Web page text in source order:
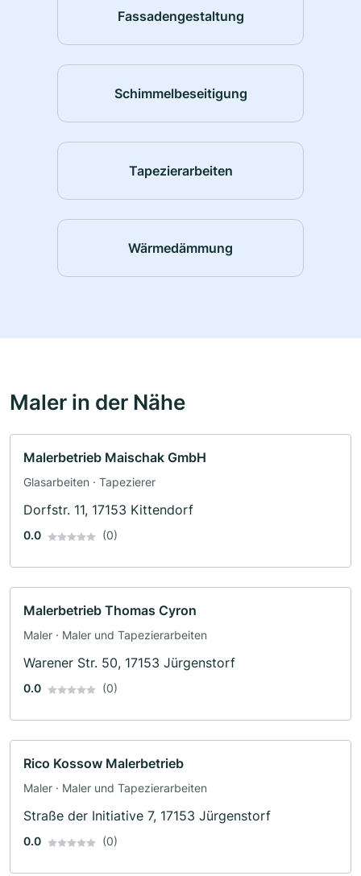
Fassadengestaltung
Schimmelbeseitigung
Tapezierarbeiten
Wärmedämmung
Maler in der Nähe
Malerbetrieb Maischak GmbH
Glasarbeiten · Tapezierer
Dorfstr. 11, 17153 Kittendorf
0.0 (0)
Malerbetrieb Thomas Cyron
Maler · Maler und Tapezierarbeiten
Warener Str. 50, 17153 Jürgenstorf
0.0 (0)
Rico Kossow Malerbetrieb
Maler · Maler und Tapezierarbeiten
Straße der Initiative 7, 17153 Jürgenstorf
0.0 (0)